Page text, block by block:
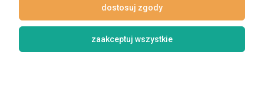
dostosuj zgody
zaakceptuj wszystkie